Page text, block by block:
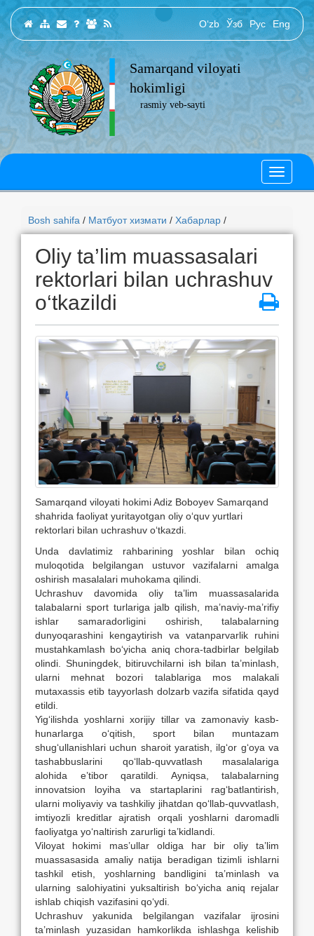
O‘zb Ўзб Рус Eng
Samarqand viloyati
hokimligi
rasmiy veb-sayti
Bosh sahifa / Матбуот хизмати / Хабарлар /
Oliy ta’lim muassasalari
rektorlari bilan uchrashuv
o‘tkazildi
Samarqand viloyati hokimi Adiz Boboyev Samarqand
shahrida faoliyat yuritayotgan oliy o‘quv yurtlari
rektorlari bilan uchrashuv o‘tkazdi.
Unda davlatimiz rahbarining yoshlar bilan ochiq
muloqotida belgilangan ustuvor vazifalarni amalga
oshirish masalalari muhokama qilindi.
Uchrashuv davomida oliy ta’lim muassasalarida
talabalarni sport turlariga jalb qilish, ma’naviy-ma’rifiy
ishlar samaradorligini oshirish, talabalarning
dunyoqarashini kengaytirish va vatanparvarlik ruhini
mustahkamlash bo‘yicha aniq chora-tadbirlar belgilab
olindi. Shuningdek, bitiruvchilarni ish bilan ta’minlash,
ularni mehnat bozori talablariga mos malakali
mutaxassis etib tayyorlash dolzarb vazifa sifatida qayd
etildi.
Yig‘ilishda yoshlarni xorijiy tillar va zamonaviy kasb-
hunarlarga o‘qitish, sport bilan muntazam
shug‘ullanishlari uchun sharoit yaratish, ilg‘or g‘oya va
tashabbuslarini qo‘llab-quvvatlash masalalariga
alohida e’tibor qaratildi. Ayniqsa, talabalarning
innovatsion loyiha va startaplarini rag‘batlantirish,
ularni moliyaviy va tashkiliy jihatdan qo‘llab-quvvatlash,
imtiyozli kreditlar ajratish orqali yoshlarni daromadli
faoliyatga yo‘naltirish zarurligi ta’kidlandi.
Viloyat hokimi mas’ullar oldiga har bir oliy ta’lim
muassasasida amaliy natija beradigan tizimli ishlarni
tashkil etish, yoshlarning bandligini ta’minlash va
ularning salohiyatini yuksaltirish bo‘yicha aniq rejalar
ishlab chiqish vazifasini qo‘ydi.
Uchrashuv yakunida belgilangan vazifalar ijrosini
ta’minlash yuzasidan hamkorlikda ishlashga kelishib